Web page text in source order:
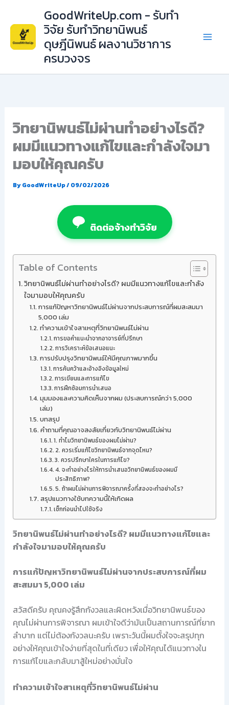
content
GoodWriteUp.com - รับทำ
วิจัย รับทำวิทยานิพนธ์
ดุษฎีนิพนธ์ ผลงานวิชาการ
ครบวงจร
วิทยานิพนธ์ไม่ผ่านทำอย่างไรดี?
ผมมีแนวทางแก้ไขและกำลังใจมา
มอบให้คุณครับ
ByGoodWriteUp/09/02/2026
ติดต่อจ้างทำวิจัย
Table of Contents
วิทยานิพนธ์ไม่ผ่านทำอย่างไรดี? ผมมีแนวทางแก้ไขและกำลัง
ใจมามอบให้คุณครับ
การแก้ปัญหาวิทยานิพนธ์ไม่ผ่านจากประสบการณ์ที่ผมสะสมมา
5,000 เล่ม
ทำความเข้าใจสาเหตุที่วิทยานิพนธ์ไม่ผ่าน
การขอคำแนะนำจากอาจารย์ที่ปรึกษา
การวิเคราะห์ข้อเสนอแนะ
การปรับปรุงวิทยานิพนธ์ให้มีคุณภาพมากขึ้น
การค้นคว้าและอ้างอิงข้อมูลใหม่
การเขียนและการแก้ไข
การฝึกซ้อมการนำเสนอ
มุมมองและความคิดเห็นจากผม (ประสบการณ์กว่า 5,000
เล่ม)
บทสรุป
คำถามที่คุณอาจสงสัยเกี่ยวกับวิทยานิพนธ์ไม่ผ่าน
1. ทำไมวิทยานิพนธ์ของผมไม่ผ่าน?
2. ควรเริ่มแก้ไขวิทยานิพนธ์จากจุดไหน?
3. ควรปรึกษาใครในการแก้ไข?
4. จะทำอย่างไรให้การนำเสนอวิทยานิพนธ์ของผมมี
ประสิทธิภาพ?
5. ถ้าผมไม่ผ่านการพิจารณาครั้งที่สองจะทำอย่างไร?
สรุปแนวทางใช้บทความนี้ให้เกิดผล
เช็กก่อนนำไปใช้จริง
วิทยานิพนธ์ไม่ผ่านทำอย่างไรดี? ผมมีแนวทางแก้ไขและ
กำลังใจมามอบให้คุณครับ
การแก้ปัญหาวิทยานิพนธ์ไม่ผ่านจากประสบการณ์ที่ผม
สะสมมา 5,000 เล่ม
สวัสดีครับ คุณคงรู้สึกกังวลและผิดหวังเมื่อวิทยานิพนธ์ของ
คุณไม่ผ่านการพิจารณา ผมเข้าใจดีว่ามันเป็นสถานการณ์ที่ยาก
ลำบาก แต่ไม่ต้องกังวลนะครับ เพราะวันนี้ผมตั้งใจจะสรุปทุก
อย่างให้คุณเข้าใจง่ายที่สุดในที่เดียว เพื่อให้คุณได้แนวทางใน
การแก้ไขและกลับมาสู้ใหม่อย่างมั่นใจ
ทำความเข้าใจสาเหตุที่วิทยานิพนธ์ไม่ผ่าน